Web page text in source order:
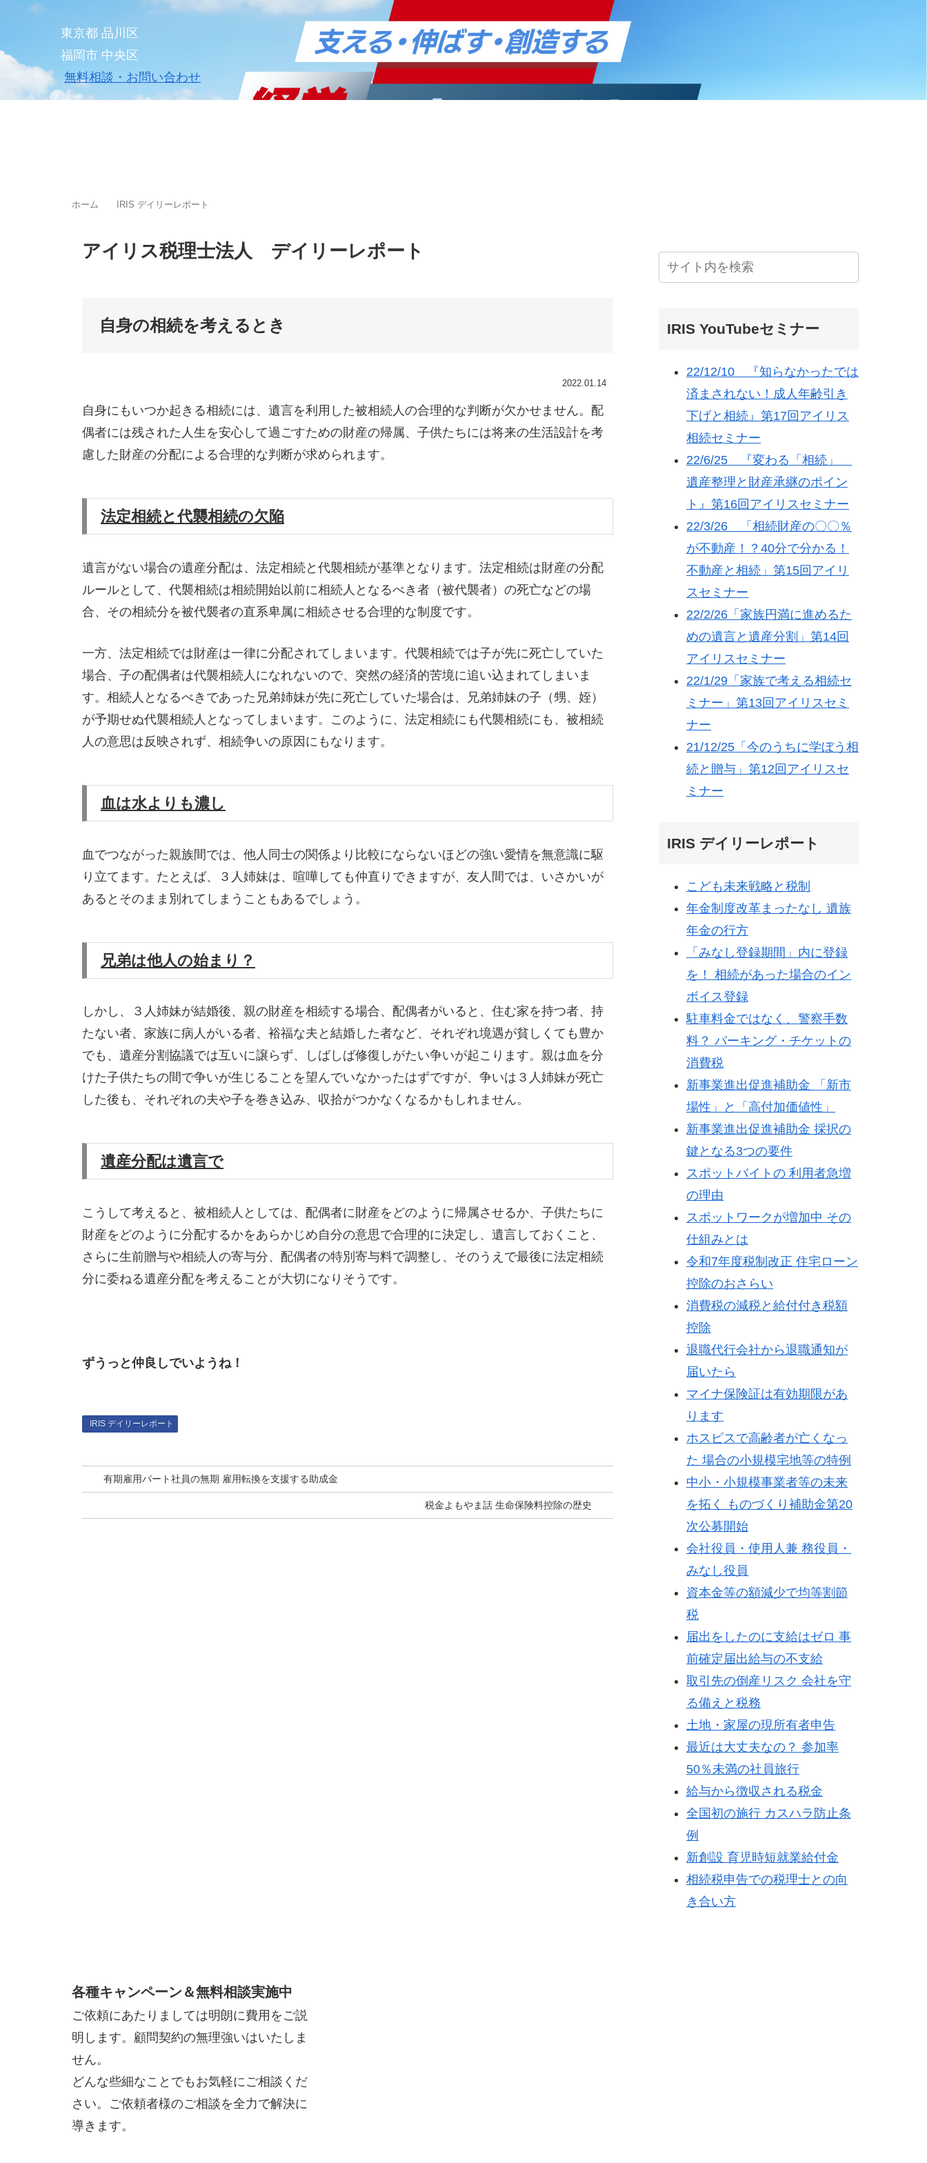
東京都 品川区
福岡市 中央区
無料相談・お問い合わせ
ホーム IRIS デイリーレポート
アイリス税理士法人 デイリーレポート
自身の相続を考えるとき
2022.01.14
自身にもいつか起きる相続には、遺言を利用した被相続人の合理的な判断が欠かせません。配
偶者には残された人生を安心して過ごすための財産の帰属、子供たちには将来の生活設計を考
慮した財産の分配による合理的な判断が求められます。
法定相続と代襲相続の欠陥
遺言がない場合の遺産分配は、法定相続と代襲相続が基準となります。法定相続は財産の分配
ルールとして、代襲相続は相続開始以前に相続人となるべき者（被代襲者）の死亡などの場
合、その相続分を被代襲者の直系卑属に相続させる合理的な制度です。
一方、法定相続では財産は一律に分配されてしまいます。代襲相続では子が先に死亡していた
場合、子の配偶者は代襲相続人になれないので、突然の経済的苦境に追い込まれてしまいま
す。相続人となるべきであった兄弟姉妹が先に死亡していた場合は、兄弟姉妹の子（甥、姪）
が予期せぬ代襲相続人となってしまいます。このように、法定相続にも代襲相続にも、被相続
人の意思は反映されず、相続争いの原因にもなります。
血は水よりも濃し
血でつながった親族間では、他人同士の関係より比較にならないほどの強い愛情を無意識に駆
り立てます。たとえば、３人姉妹は、喧嘩しても仲直りできますが、友人間では、いさかいが
あるとそのまま別れてしまうこともあるでしょう。
兄弟は他人の始まり？
しかし、３人姉妹が結婚後、親の財産を相続する場合、配偶者がいると、住む家を持つ者、持
たない者、家族に病人がいる者、裕福な夫と結婚した者など、それぞれ境遇が貧しくても豊か
でも、遺産分割協議では互いに譲らず、しばしば修復しがたい争いが起こります。親は血を分
けた子供たちの間で争いが生じることを望んでいなかったはずですが、争いは３人姉妹が死亡
した後も、それぞれの夫や子を巻き込み、収拾がつかなくなるかもしれません。
遺産分配は遺言で
こうして考えると、被相続人としては、配偶者に財産をどのように帰属させるか、子供たちに
財産をどのように分配するかをあらかじめ自分の意思で合理的に決定し、遺言しておくこと、
さらに生前贈与や相続人の寄与分、配偶者の特別寄与料で調整し、そのうえで最後に法定相続
分に委ねる遺産分配を考えることが大切になりそうです。
ずうっと仲良しでいようね！
IRIS デイリーレポート
有期雇用パート社員の無期 雇用転換を支援する助成金
税金よもやま話 生命保険料控除の歴史
IRIS YouTubeセミナー
22/12/10 『知らなかったでは
済まされない！成人年齢引き
下げと相続』第17回アイリス
相続セミナー
22/6/25 『変わる「相続」
遺産整理と財産承継のポイン
ト』第16回アイリスセミナー
22/3/26 「相続財産の〇〇％
が不動産！？40分で分かる！
不動産と相続」第15回アイリ
スセミナー
22/2/26「家族円満に進めるた
めの遺言と遺産分割」第14回
アイリスセミナー
22/1/29「家族で考える相続セ
ミナー」第13回アイリスセミ
ナー
21/12/25「今のうちに学ぼう相
続と贈与」第12回アイリスセ
ミナー
IRIS デイリーレポート
こども未来戦略と税制
年金制度改革まったなし 遺族
年金の行方
「みなし登録期間」内に登録
を！ 相続があった場合のイン
ボイス登録
駐車料金ではなく、警察手数
料？ パーキング・チケットの
消費税
新事業進出促進補助金 「新市
場性」と「高付加価値性」
新事業進出促進補助金 採択の
鍵となる3つの要件
スポットバイトの 利用者急増
の理由
スポットワークが増加中 その
仕組みとは
令和7年度税制改正 住宅ローン
控除のおさらい
消費税の減税と給付付き税額
控除
退職代行会社から退職通知が
届いたら
マイナ保険証は有効期限があ
ります
ホスピスで高齢者が亡くなっ
た 場合の小規模宅地等の特例
中小・小規模事業者等の未来
を拓く ものづくり補助金第20
次公募開始
会社役員・使用人兼 務役員・
みなし役員
資本金等の額減少で均等割節
税
届出をしたのに支給はゼロ 事
前確定届出給与の不支給
取引先の倒産リスク 会社を守
る備えと税務
土地・家屋の現所有者申告
最近は大丈夫なの？ 参加率
50％未満の社員旅行
給与から徴収される税金
全国初の施行 カスハラ防止条
例
新創設 育児時短就業給付金
相続税申告での税理士との向
き合い方
各種キャンペーン＆無料相談実施中
ご依頼にあたりましては明朗に費用をご説
明します。顧問契約の無理強いはいたしま
せん。
どんな些細なことでもお気軽にご相談くだ
さい。ご依頼者様のご相談を全力で解決に
導きます。